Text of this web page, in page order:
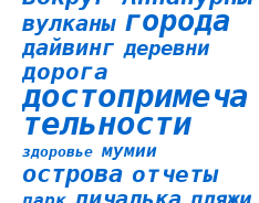
вулканы города
дайвинг деревни
дорога
достопримеча
тельности
здоровье мумии
острова отчеты